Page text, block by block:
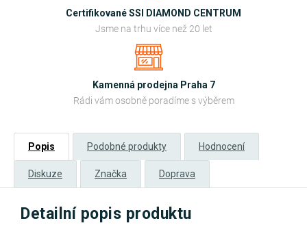
Certifikované SSI DIAMOND CENTRUM
Jsme na trhu více než 20 let
Kamenná prodejna Praha 7
Rádi vám osobně poradíme s výběrem
Popis Podobné produkty Hodnocení
Diskuze Značka Doprava
Detailní popis produktu